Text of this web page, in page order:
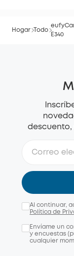
Hogar Todo
E340
descuento,
Al continuar,
Política de
Envíame un
y encuestas
cualquier